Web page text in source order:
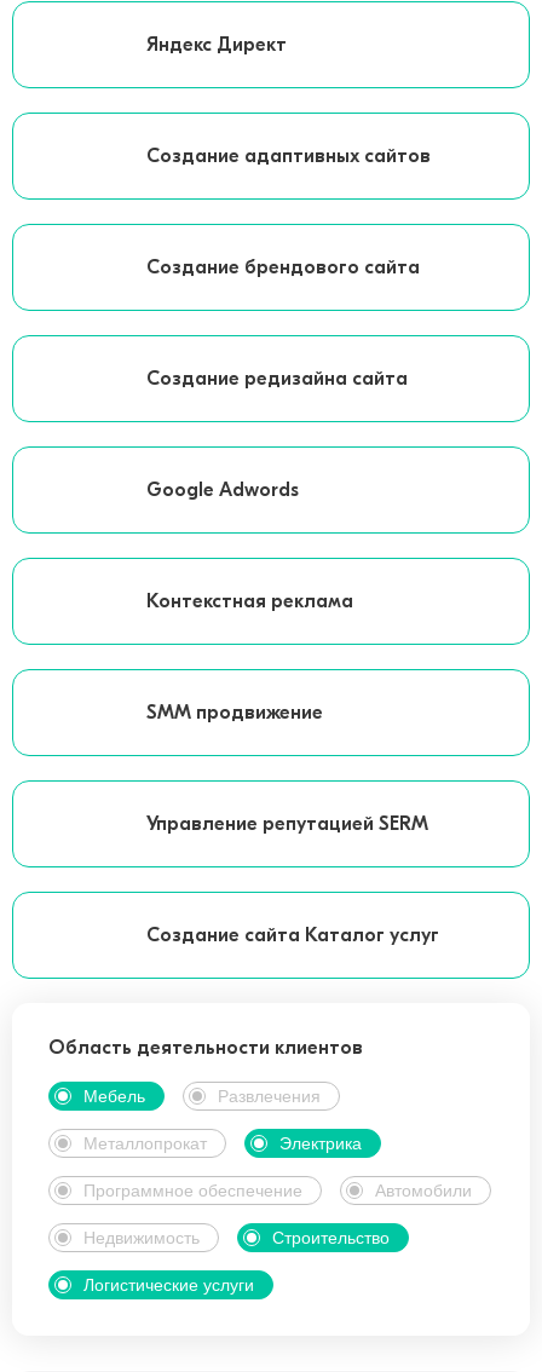
Яндекс Директ
Создание адаптивных сайтов
Создание брендового сайта
Создание редизайна сайта
Google Adwords
Контекстная реклама
SMM продвижение
Управление репутацией SERM
Создание сайта Каталог услуг
Область деятельности клиентов
Мебель Развлечения
Металлопрокат Электрика
Программное обеспечение Автомобили
Недвижимость Строительство
Логистические услуги